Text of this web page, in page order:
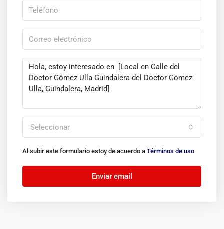
Seleccionar
Al subir este formulario estoy de acuerdo a Términos de uso
Enviar email